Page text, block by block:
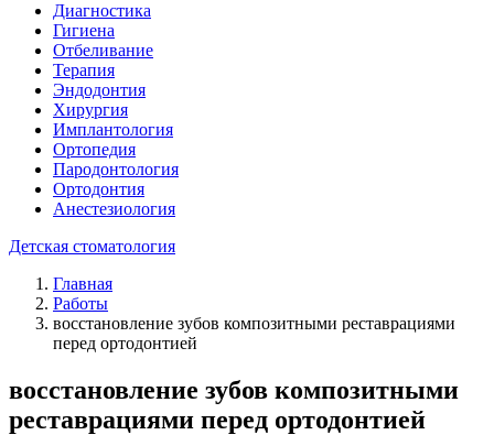
Диагностика
Гигиена
Отбеливание
Терапия
Эндодонтия
Хирургия
Имплантология
Ортопедия
Пародонтология
Ортодонтия
Анестезиология
Детская стоматология
Главная
Работы
восстановление зубов композитными реставрациями
перед ортодонтией
восстановление зубов композитными
реставрациями перед ортодонтией